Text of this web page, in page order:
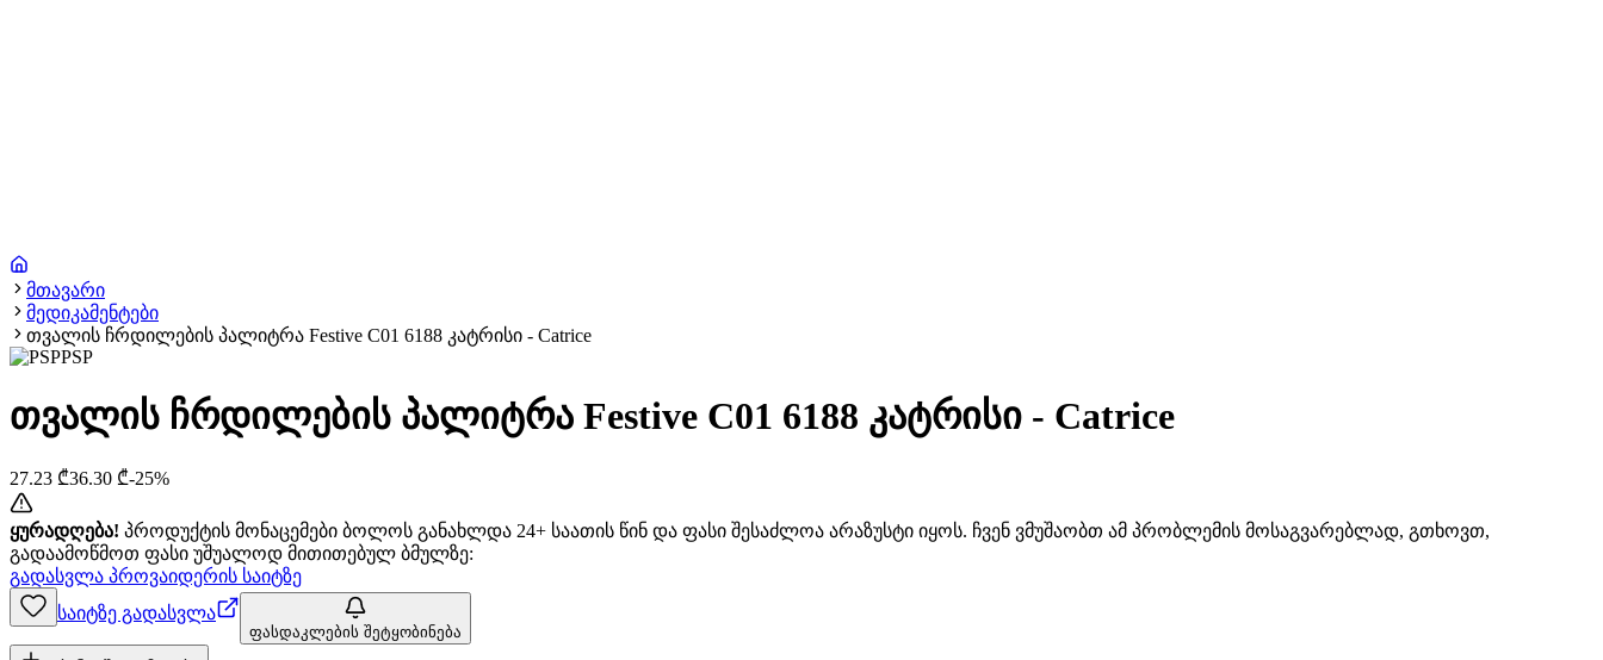
მთავარი
მედიკამენტები
თვალის ჩრდილების პალიტრა Festive C01 6188 კატრისი - Catrice
PSP
თვალის ჩრდილების პალიტრა Festive C01 6188 კატრისი - Catrice
27.23 ₾36.30 ₾-25%
ყურადღება! პროდუქტის მონაცემები ბოლოს განახლდა 24+ საათის წინ და ფასი შესაძლოა არაზუსტი იყოს. ჩვენ ვმუშაობთ ამ პრობლემის მოსაგვარებლად, გთხოვთ,
გადაამოწმოთ ფასი უშუალოდ მითითებულ ბმულზე:
გადასვლა პროვაიდერის საიტზე
საიტზე გადასვლა
ფასდაკლების შეტყობინება